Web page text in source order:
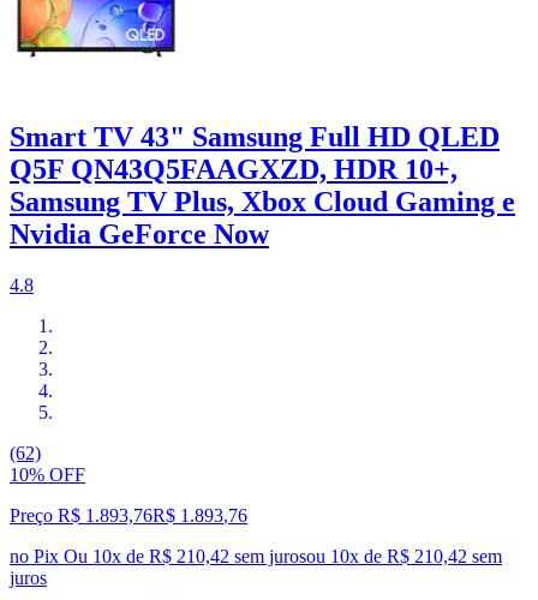
Smart TV 43" Samsung Full HD QLED
Q5F QN43Q5FAAGXZD, HDR 10+,
Samsung TV Plus, Xbox Cloud Gaming e
Nvidia GeForce Now
4.8
(62)
10% OFF
Preço R$ 1.893,76R$ 1.893,76
no Pix Ou 10x de R$ 210,42 sem jurosou 10x de R$ 210,42 sem
juros